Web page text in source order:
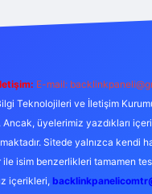
E-mail:
Teknolojileri ve İletişim
üyelerimiz yazdıkları
Sitede yalnızca kendi
ile isim benzerlikleri tamamen
içerikleri,